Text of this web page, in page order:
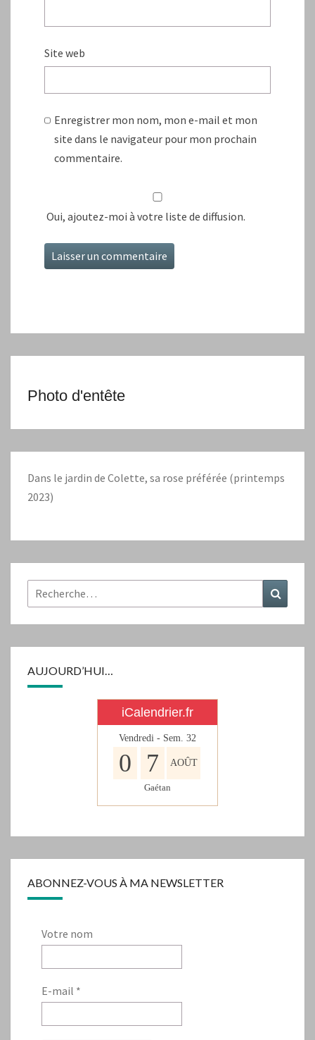
Site web
Enregistrer mon nom, mon e-mail et mon
site dans le navigateur pour mon prochain
commentaire.
Oui, ajoutez-moi à votre liste de diffusion.
Photo d'entête
Dans le jardin de Colette, sa rose préférée (printemps
2023)
Rechercher :
AUJOURD’HUI…
iCalendrier.fr
Vendredi - Sem. 32
0 7 AOÛT
Gaétan
ABONNEZ-VOUS À MA NEWSLETTER
Votre nom
E-mail *